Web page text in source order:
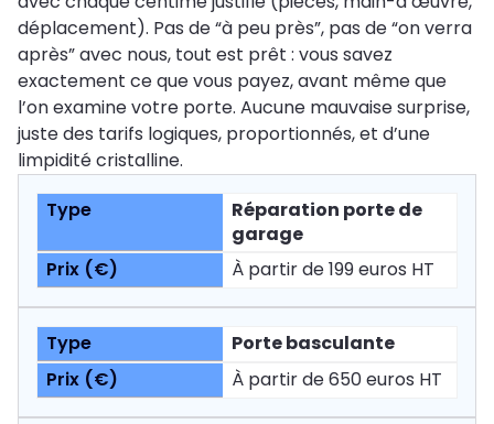
déplacement). Pas de “à peu près”, pas de “on verra
après” avec nous, tout est prêt : vous savez
exactement ce que vous payez, avant même que
l’on examine votre porte. Aucune mauvaise surprise,
juste des tarifs logiques, proportionnés, et d’une
limpidité cristalline.
Réparation porte de
garage
À partir de 199 euros HT
Porte basculante
À partir de 650 euros HT